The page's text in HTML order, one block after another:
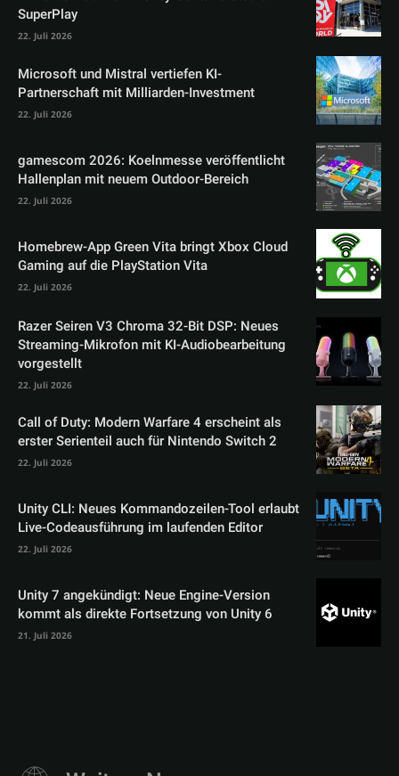
SuperPlay
22. Juli 2026
Microsoft und Mistral vertiefen KI-
Partnerschaft mit Milliarden-Investment
22. Juli 2026
gamescom 2026: Koelnmesse veröffentlicht
Hallenplan mit neuem Outdoor-Bereich
22. Juli 2026
Homebrew-App Green Vita bringt Xbox Cloud
Gaming auf die PlayStation Vita
22. Juli 2026
Razer Seiren V3 Chroma 32-Bit DSP: Neues
Streaming-Mikrofon mit KI-Audiobearbeitung
vorgestellt
22. Juli 2026
Call of Duty: Modern Warfare 4 erscheint als
erster Serienteil auch für Nintendo Switch 2
22. Juli 2026
Unity CLI: Neues Kommandozeilen-Tool erlaubt
Live-Codeausführung im laufenden Editor
22. Juli 2026
Unity 7 angekündigt: Neue Engine-Version
kommt als direkte Fortsetzung von Unity 6
21. Juli 2026